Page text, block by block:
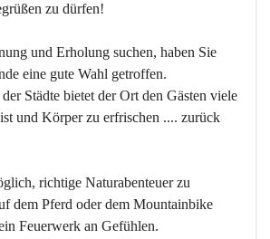
zu dürfen!
und Erholung suchen, haben Sie
eine gute Wahl getroffen.
Städte bietet der Ort den Gästen viele
und Körper zu erfrischen .... zurück
richtige Naturabenteuer zu
dem Pferd oder dem Mountainbike
Feuerwerk an Gefühlen.